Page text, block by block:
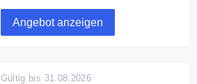
Angebot anzeigen
Gültig bis 31.08.2026